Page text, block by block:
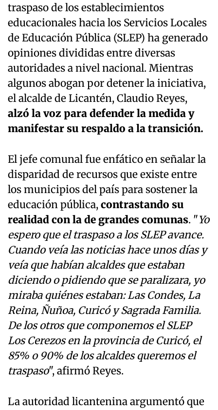
traspaso de los establecimientos
educacionales hacia los Servicios Locales
de Educación Pública (SLEP) ha generado
opiniones divididas entre diversas
autoridades a nivel nacional. Mientras
algunos abogan por detener la iniciativa,
el alcalde de Licantén, Claudio Reyes,
alzó la voz para defender la medida y
manifestar su respaldo a la transición.
El jefe comunal fue enfático en señalar la
disparidad de recursos que existe entre
los municipios del país para sostener la
educación pública,contrastando su
realidad con la de grandes comunas. "Yo
espero que el traspaso a los SLEP avance.
Cuando veía las noticias hace unos días y
veía que habían alcaldes que estaban
diciendo o pidiendo que se paralizara, yo
miraba quiénes estaban: Las Condes, La
Reina, Ñuñoa, Curicó y Sagrada Familia.
De los otros que componemos el SLEP
Los Cerezos en la provincia de Curicó, el
85% o 90% de los alcaldes queremos el
traspaso", afirmó Reyes.
La autoridad licantenina argumentó que